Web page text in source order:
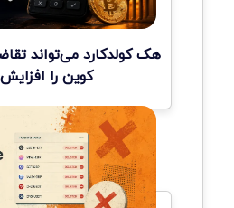
کوین را